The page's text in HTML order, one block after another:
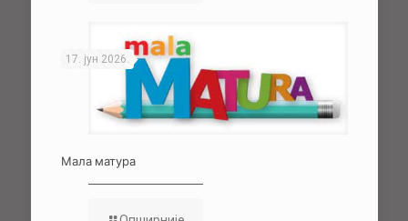
17. јун 2026.
Мала матура